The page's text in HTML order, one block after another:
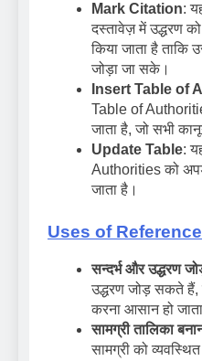
Mark Citation:
दस्तावेज़ में उद्धरण
किया जाता है
जोड़ा जा सके।
Insert Table of
Table of
जाता है, जो सभी
Update Table:
Authorities को
जाता है।
Uses of
सन्दर्भ और उद्धरण
उद्धरण जोड़ सकते हैं,
करना आसान हो
सामग्री तालिका
सामग्री को